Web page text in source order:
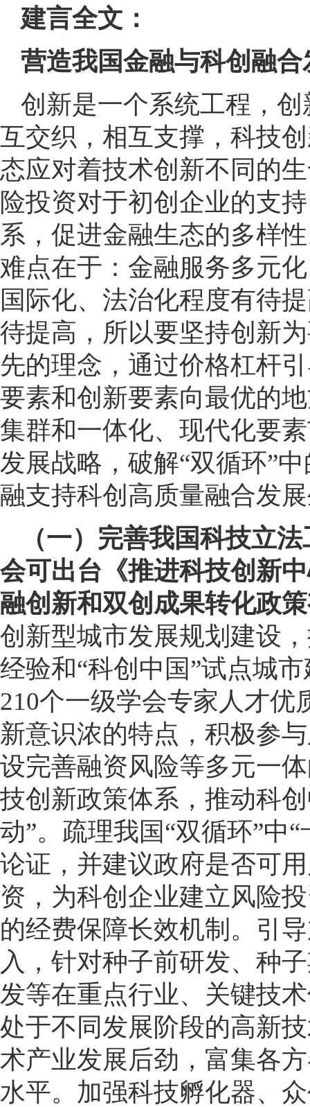
建言全文：
营造我国金融与科创融
创新是一个系统工程，
互交织，相互支撑，科技
态应对着技术创新不同的
险投资对于初创企业的支
系，促进金融生态的多样
难点在于：金融服务多元
国际化、法治化程度有待
待提高，所以要坚持创新
先的理念，通过价格杠杆
要素和创新要素向最优的
集群和一体化、现代化要
发展战略，破解“双循环”
融支持科创高质量融合发
（一）完善我国科技立
会可出台《推进科技创新
融创新和双创成果转化政
创新型城市发展规划建设
经验和“科创中国”试点城
210个一级学会专家人才
新意识浓的特点，积极参
设完善融资风险等多元一
技创新政策体系，推动科
动”。疏理我国“双循环”中
论证，并建议政府是否可
资，为科创企业建立风险
的经费保障长效机制。引
入，针对种子前研发、种
发等在重点行业、关键技
处于不同发展阶段的高新
术产业发展后劲，富集各
水平。加强科技孵化器、